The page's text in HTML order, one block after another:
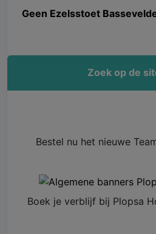
Geen Ezelsstoet
Zoek op de
Bestel nu het nieuwe
Boek je verblijf bij Plopsa